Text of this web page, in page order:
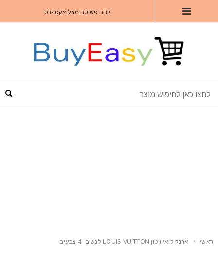
קניה פשוטה מאליאקספרס
ראשי ארנק לואי ויטון LOUIS VUITTON לנשים -4 צבעים